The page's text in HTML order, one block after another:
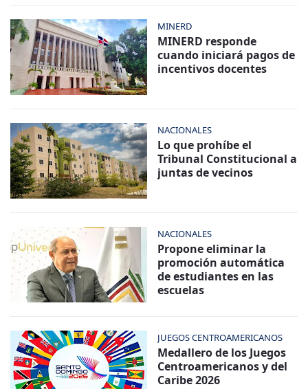
MINERD
MINERD responde
cuando iniciará pagos de
incentivos docentes
NACIONALES
Lo que prohíbe el
Tribunal Constitucional a
juntas de vecinos
NACIONALES
Propone eliminar la
promoción automática
de estudiantes en las
escuelas
JUEGOS CENTROAMERICANOS
Medallero de los Juegos
Centroamericanos y del
Caribe 2026